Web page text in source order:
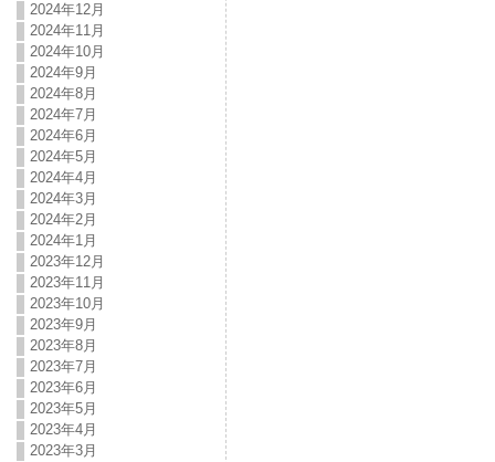
2024年12月
2024年11月
2024年10月
2024年9月
2024年8月
2024年7月
2024年6月
2024年5月
2024年4月
2024年3月
2024年2月
2024年1月
2023年12月
2023年11月
2023年10月
2023年9月
2023年8月
2023年7月
2023年6月
2023年5月
2023年4月
2023年3月